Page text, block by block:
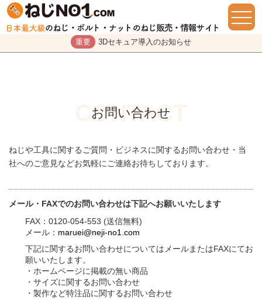
重要 3Dセキュア導入のお知らせ
お問い合わせ
ねじや工具に関するご質問・ビジネスに関するお問い合わせ・当
社へのご意見などお気軽にご連絡お待ちしております。
メール・FAXでのお問い合わせは下記へお願いいたします
FAX：0120-054-553 (送信無料)
メール： maruei@neji-no1.com
下記に関するお問い合わせについてはメールまたはFAXにてお
願いいたします。
・ホームページに掲載の無い商品
・サイズに関するお問い合わせ
・製作など特注品に関するお問い合わせ